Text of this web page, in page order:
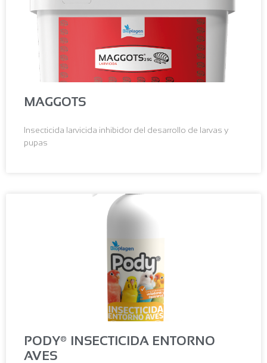
MAGGOTS
Insecticida larvicida inhibidor del desarrollo de larvas y
pupas
PODY® INSECTICIDA ENTORNO
AVES